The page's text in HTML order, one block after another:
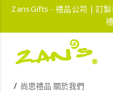
ZansGifts - 禮品公司 | 訂
尚思禮品 關於我們